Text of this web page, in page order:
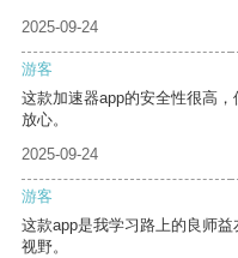
2025-09-24
游客
这款加速器app的安全性很高
放心。
2025-09-24
游客
这款app是我学习路上的良师
视野。